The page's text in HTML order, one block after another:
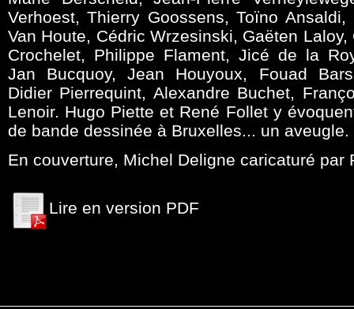
Verhoest, Thierry Goossens, Toïno
Van Houte, Cédric Wrzesinski, Gaëten
Crochelet, Philippe Flament, Jicé de la
Jan Bucquoy, Jean Houyoux, Fouad
Didier Pierrequint, Alexandre Buchet,
Lenoir. Hugo Piette et René Follet y
de bande dessinée à Bruxelles... un aveugle.
En couverture, Michel Deligne caricaturé par
Lire en version PDF